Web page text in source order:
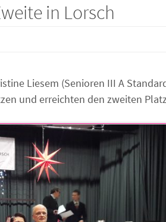
in Lorsch
Liesem (Senioren III A
und erreichten den zweiten